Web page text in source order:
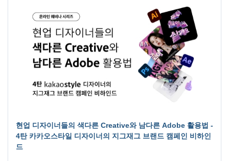
현업 디자이너들의 색다른 Creative와 남다른 Adobe 활용법 -
4탄 카카오스타일 디자이너의 지그재그 브랜드 캠페인 비하인
드